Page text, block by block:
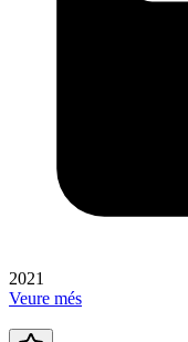
2021
Veure més